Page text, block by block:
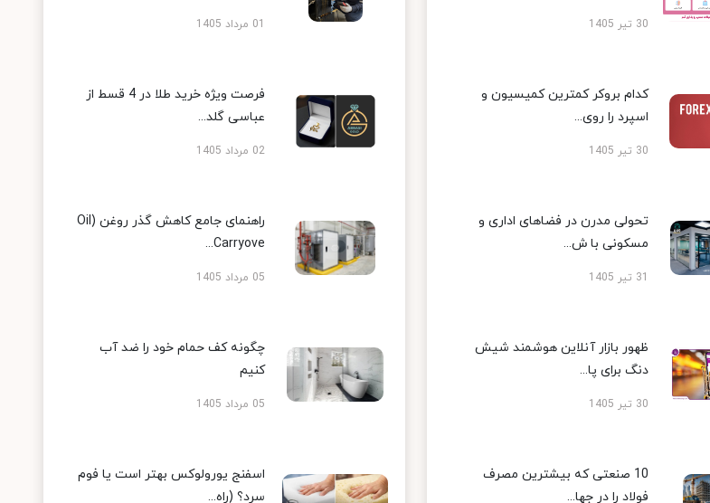
30 تیر 1405
کدام بروکر کمترین کمیسیون و
اسپرد را روی...
30 تیر 1405
تحولی مدرن در فضاهای اداری و
مسکونی با ش...
31 تیر 1405
ظهور بازار آنلاین هوشمند شیش
دنگ برای پا...
30 تیر 1405
10 صنعتی که بیشترین مصرف
فولاد را در جها...
01 مرداد 1405
فرصت ویژه خرید طلا در 4 قسط از
عباسی گلد...
02 مرداد 1405
راهنمای جامع کاهش گذر روغن (Oil
Carryove...
05 مرداد 1405
چگونه کف حمام خود را ضد آب
کنیم
05 مرداد 1405
اسفنج یورولوکس بهتر است یا فوم
سرد؟ (راه...